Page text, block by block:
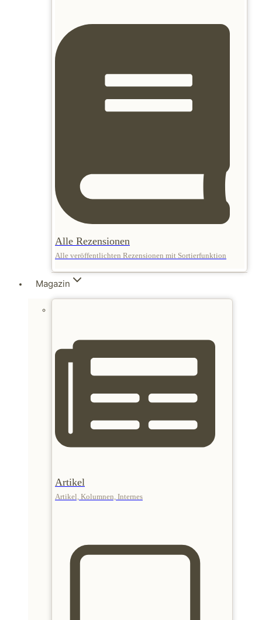
Alle Rezensionen
Alle veröffentlichten Rezensionen mit Sortierfunktion
Magazin
Artikel
Artikel, Kolumnen, Internes